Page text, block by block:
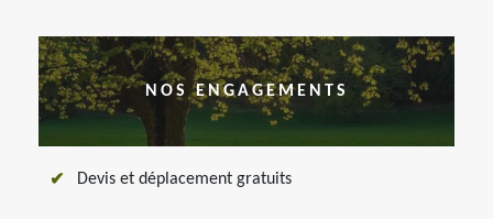
NOS ENGAGEMENTS
Devis et déplacement gratuits